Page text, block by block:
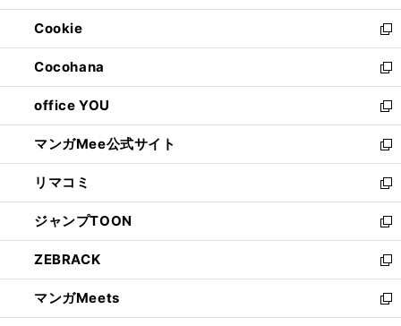
開
く
ウ
で
開
く
ン
ド
ウ
で
開
く
ウ
ィ
ン
ド
ウ
で
開
く
Cookie
新
し
い
ウ
ィ
ン
ド
ウ
で
開
く
Cocohana
新
し
い
ウ
ィ
ン
ド
ウ
で
開
く
office YOU
新
し
い
ウ
ィ
ン
ド
ウ
で
開
く
マンガMee公式サイト
新
し
い
ウ
ィ
ン
ド
ウ
で
開
リマコミ
新
し
い
ウ
ィ
ン
ド
ウ
ジャンプTOON
新
し
い
ウ
ィ
ン
ZEBRACK
新
し
い
ウ
マンガMeets
新
し